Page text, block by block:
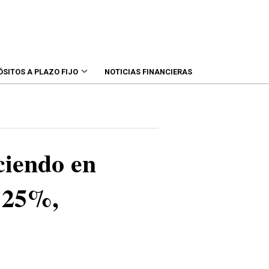
A PLAZO FIJO NOTICIAS FINANCIERAS
en